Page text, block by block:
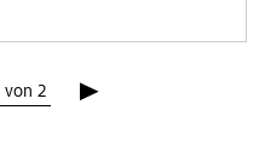
von 2